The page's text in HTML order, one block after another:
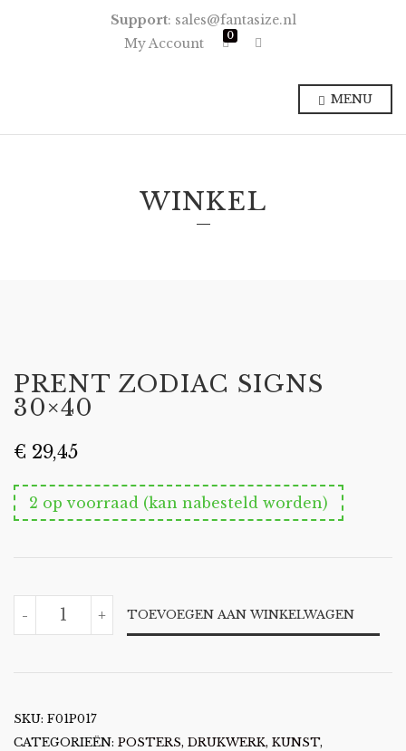
Support: sales@fantasize.nl
My Account
0 E
r
s
MENU
WINKEL
PRENT ZODIAC SIGNS
30×40
€ 29,45
2 op voorraad (kan nabesteld worden)
-
ZODIAC
SIGNS
+ TOEVOEGEN AAN WINKELWAGEN
SKU: F01P017
CATEGORIEËN: POSTERS, DRUKWERK, KUNST,